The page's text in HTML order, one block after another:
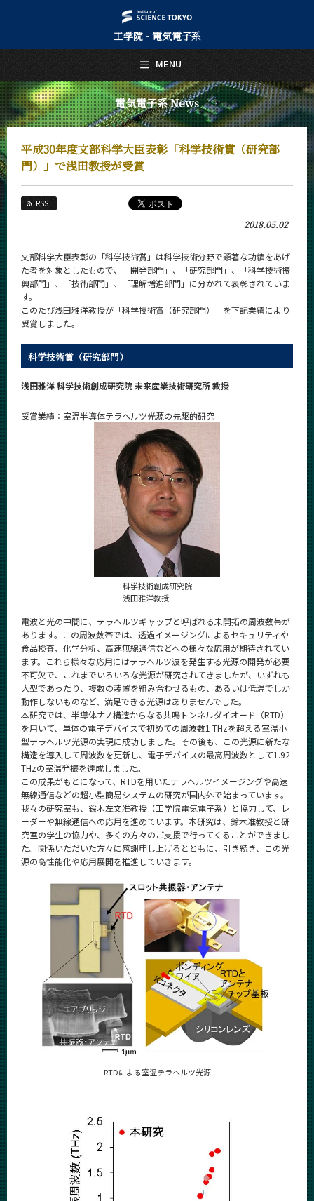
工学院 - 電気電子系
電気電子系 News
平成30年度文部科学大臣表彰「科学技術賞（研究部
門）」で浅田教授が受賞
RSS
2018.05.02
文部科学大臣表彰の「科学技術賞」は科学技術分野で顕著な功績をあげ
た者を対象としたもので、「開発部門」、「研究部門」、「科学技術振
興部門」、「技術部門」、「理解増進部門」に分かれて表彰されていま
す。
このたび浅田雅洋教授が「科学技術賞（研究部門）」を下記業績により
受賞しました。
科学技術賞（研究部門）
浅田雅洋 科学技術創成研究院 未来産業技術研究所 教授
受賞業績：室温半導体テラヘルツ光源の先駆的研究
科学技術創成研究院
浅田雅洋教授
電波と光の中間に、テラヘルツギャップと呼ばれる未開拓の周波数帯が
あります。この周波数帯では、透過イメージングによるセキュリティや
食品検査、化学分析、高速無線通信などへの様々な応用が期待されてい
ます。これら様々な応用にはテラヘルツ波を発生する光源の開発が必要
不可欠で、これまでいろいろな光源が研究されてきましたが、いずれも
大型であったり、複数の装置を組み合わせるもの、あるいは低温でしか
動作しないものなど、満足できる光源はありませんでした。
本研究では、半導体ナノ構造からなる共鳴トンネルダイオード（RTD）
を用いて、単体の電子デバイスで初めての周波数1 THzを超える室温小
型テラヘルツ光源の実現に成功しました。その後も、この光源に新たな
構造を導入して周波数を更新し、電子デバイスの最高周波数として1.92
THzの室温発振を達成しました。
この成果がもとになって、RTDを用いたテラヘルツイメージングや高速
無線通信などの超小型簡易システムの研究が国内外で始まっています。
我々の研究室も、鈴木左文准教授（工学院電気電子系）と協力して、レ
ーダーや無線通信への応用を進めています。本研究は、鈴木准教授と研
究室の学生の協力や、多くの方々のご支援で行ってくることができまし
た。関係いただいた方々に感謝申し上げるとともに、引き続き、この光
源の高性能化や応用展開を推進していきます。
RTDによる室温テラヘルツ光源
MENU
日本語 English
トップページ
Top Page
電気電子系について
About Us
Education
教員・研究室
Faculty and Laboratories
入学案内
Admissions
電気電子系 News
News
News 一覧
課程別
イベントカレンダー
サイト構成
学内向け情報
系詳細情報
CLOSE